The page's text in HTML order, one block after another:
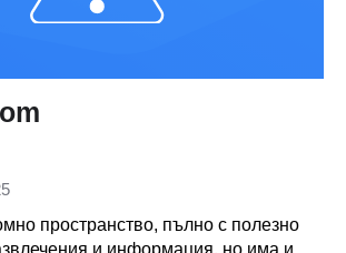
пространство, пълно с полезно
и информация, но има и